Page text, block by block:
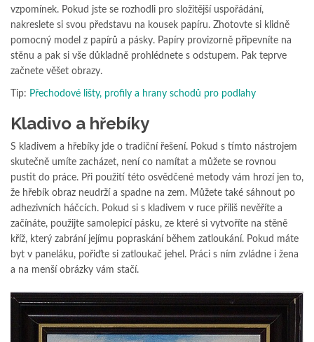
vzpomínek. Pokud jste se rozhodli pro složitější uspořádání,
nakreslete si svou představu na kousek papíru. Zhotovte si klidně
pomocný model z papírů a pásky. Papíry provizorně připevníte na
stěnu a pak si vše důkladně prohlédnete s odstupem. Pak teprve
začnete věšet obrazy.
Tip: Přechodové lišty, profily a hrany schodů pro podlahy
Kladivo a hřebíky
S kladivem a hřebíky jde o tradiční řešení. Pokud s tímto nástrojem
skutečně umíte zacházet, není co namítat a můžete se rovnou
pustit do práce. Při použití této osvědčené metody vám hrozí jen to,
že hřebík obraz neudrží a spadne na zem. Můžete také sáhnout po
adhezivních háčcích. Pokud si s kladivem v ruce příliš nevěříte a
začínáte, použijte samolepicí pásku, ze které si vytvoříte na stěně
kříž, který zabrání jejímu popraskání během zatloukání. Pokud máte
byt v paneláku, pořiďte si zatloukač jehel. Práci s ním zvládne i žena
a na menší obrázky vám stačí.